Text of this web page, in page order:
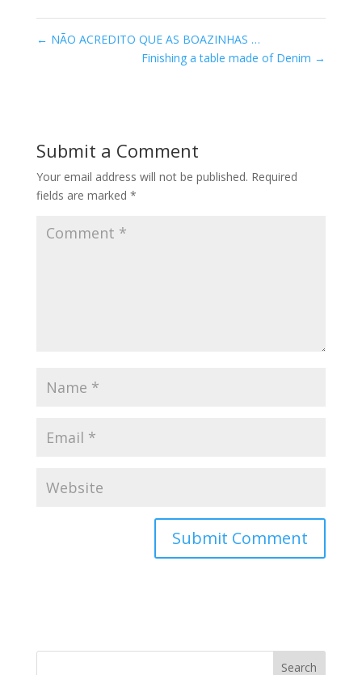
← NÃO ACREDITO QUE AS BOAZINHAS …
Finishing a table made of Denim →
Submit a Comment
Your email address will not be published. Required
fields are marked *
Search